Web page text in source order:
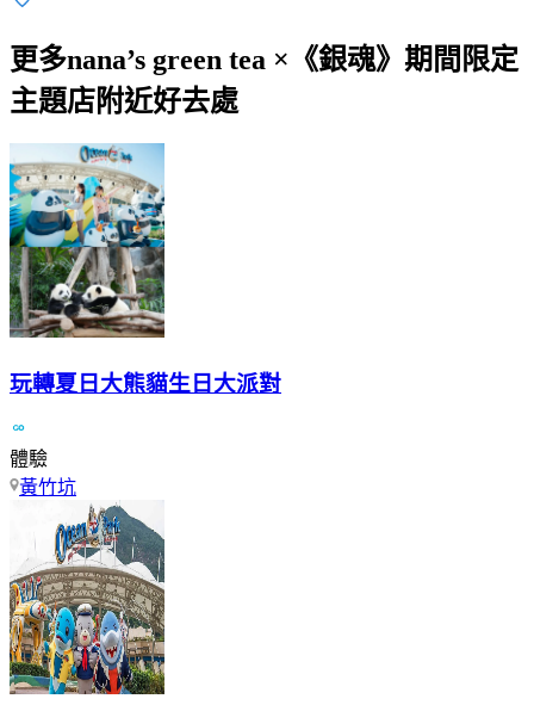
更多nana’s green tea ×《銀魂》期間限定
主題店附近好去處
玩轉夏日大熊貓生日大派對
體驗
黃竹坑